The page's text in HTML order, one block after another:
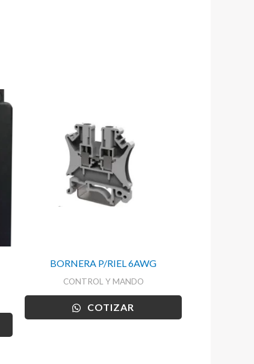
BORNERA P/RIEL 6AWG
CONTROL Y MANDO
COTIZAR